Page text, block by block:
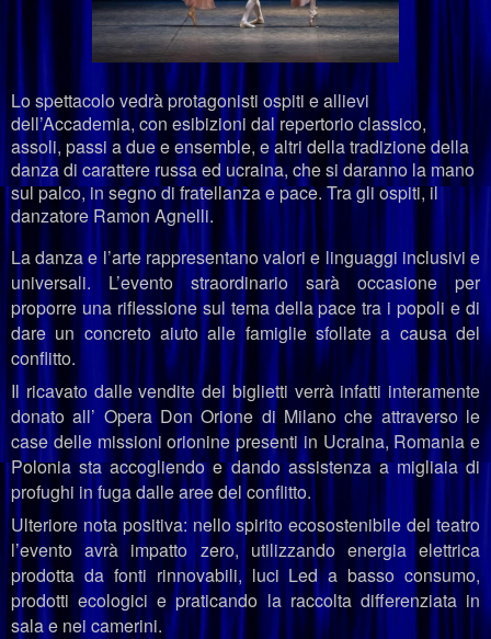
Lo spettacolo vedrà protagonisti ospiti e allievi
dell’Accademia, con esibizioni dal repertorio classico,
assoli, passi a due e ensemble, e altri della tradizione della
danza di carattere russa ed ucraina, che si daranno la mano
sul palco, in segno di fratellanza e pace. Tra gli ospiti, il
danzatore Ramon Agnelli.
La danza e l’arte rappresentano valori e linguaggi inclusivi e
universali. L’evento straordinario sarà occasione per
proporre una riflessione sul tema della pace tra i popoli e di
dare un concreto aiuto alle famiglie sfollate a causa del
conflitto.
Il ricavato dalle vendite dei biglietti verrà infatti interamente
donato all’ Opera Don Orione di Milano che attraverso le
case delle missioni orionine presenti in Ucraina, Romania e
Polonia sta accogliendo e dando assistenza a migliaia di
profughi in fuga dalle aree del conflitto.
Ulteriore nota positiva: nello spirito ecosostenibile del teatro
l’evento avrà impatto zero, utilizzando energia elettrica
prodotta da fonti rinnovabili, luci Led a basso consumo,
prodotti ecologici e praticando la raccolta differenziata in
sala e nei camerini.